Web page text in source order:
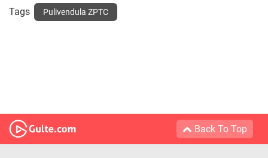
Tags Pulivendula ZPTC
Back To Top